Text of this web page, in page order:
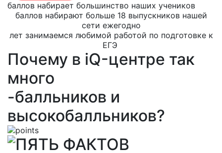
баллов набирает большинство наших учеников
баллов набирают больше 18 выпускников нашей
сети ежегодно
лет занимаемся любимой работой по подготовке к
ЕГЭ
Почему в iQ-центре так
много
-балльников и
высокобалльников?